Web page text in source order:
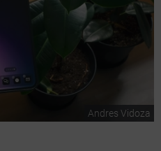
Andres Vidoza